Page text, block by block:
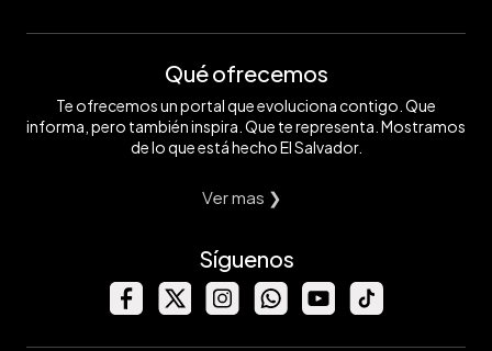
Qué ofrecemos
Te ofrecemos un portal que evoluciona contigo. Que
informa, pero también inspira. Que te representa. Mostramos
de lo que está hecho El Salvador.
Ver mas ❯
Síguenos